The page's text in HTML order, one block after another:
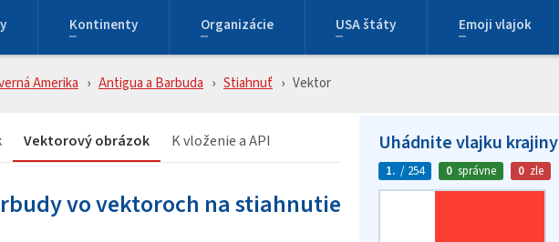
Kontinenty Organizácie USA štáty Emoji vlajok
Amerika Antigua a Barbuda Stiahnuť Vektor
Vektorový obrázok K vloženie a API
vo vektoroch na stiahnutie
Uhádnite vlajku krajiny
1. / 254 0 správne 0 zle